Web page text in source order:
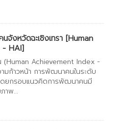
จังหวัดฉะเชิงเทรา [Human
- HAI]
(Human Achievement Index -
มก้าวหน้า การพัฒนาคนในระดับ
ดยกรอบแนวคิดการพัฒนาคนมี
าพ...